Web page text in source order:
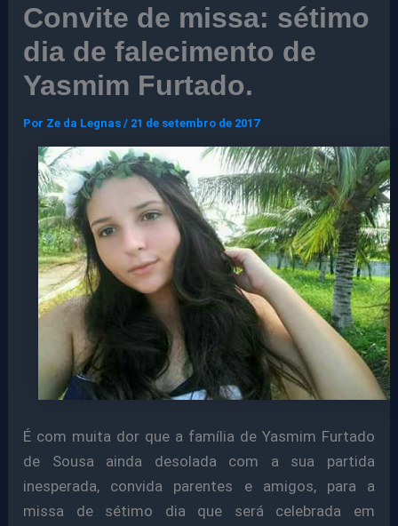
Convite de missa: sétimo
dia de falecimento de
Yasmim Furtado.
Por Ze da Legnas/ 21 de setembro de 2017
É com muita dor que a família de Yasmim Furtado
de Sousa ainda desolada com a sua partida
inesperada, convida parentes e amigos, para a
missa de sétimo dia que será celebrada em